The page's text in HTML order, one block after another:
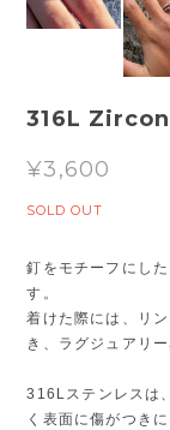
316L Zircon
¥3,600
SOLD OUT
釘をモチーフにし
す。
着けた際には、リ
き、ラグジュアリ
316Lステンレスは
く表面に傷がつき